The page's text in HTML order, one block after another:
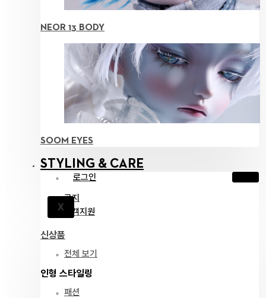
NEOR 13 BODY
SOOM EYES
STYLING & CARE
로그인
X
공지
고객지원
신상품
전체 보기
인형 스타일링
패션